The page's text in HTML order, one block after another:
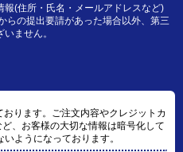
(住所・氏名・メールアドレスなど)
らの提出要請があった場合以外、第三
ません。
ります。ご注文内容やクレジットカ
、お客様の大切な情報は暗号化して
ようになっております。